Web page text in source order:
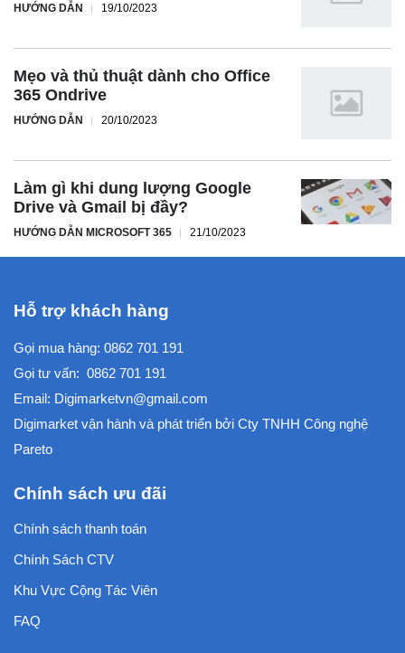
HƯỚNG DẪN 19/10/2023
Mẹo và thủ thuật dành cho Office
365 Ondrive
HƯỚNG DẪN 20/10/2023
Làm gì khi dung lượng Google
Drive và Gmail bị đầy?
HƯỚNG DẪN MICROSOFT 365 21/10/2023
Hỗ trợ khách hàng
Gọi mua hàng: 0862 701 191
Gọi tư vấn: 0862 701 191
Email: Digimarketvn@gmail.com
Digimarket vận hành và phát triển bởi Cty TNHH Công nghệ
Pareto
Chính sách ưu đãi
Chính sách thanh toán
Chính Sách CTV
Khu Vực Cộng Tác Viên
FAQ